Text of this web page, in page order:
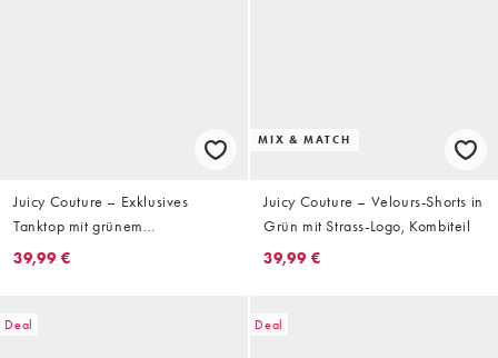
Juicy Couture – Exklusives
Tanktop mit grünem
Schlangenmuster und Strass-
39,99 €
MIX & MATCH
Juicy Couture – Velours-Shorts in
Grün mit Strass-Logo, Kombiteil
39,99 €
Deal Deal